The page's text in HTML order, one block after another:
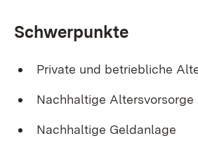
Schwerpunkte
Private und betriebliche
Nachhaltige Altersvorsorge
Nachhaltige Geldanlage